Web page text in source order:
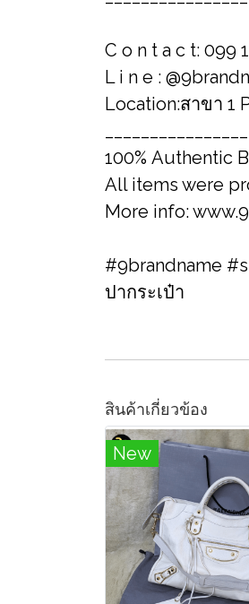
C o n t a c t: 099
L i n e :
Location:สาขา 1
100% Authentic
All items were
More info:
#9brandname
ปากระเป๋า
สินค้าเกี่ยวข้อง
New